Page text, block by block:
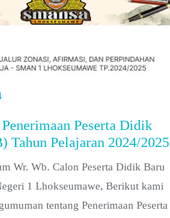
Peserta Didik
Tahun Pelajaran 2024/2025
Wr. Wb. Calon Peserta Didik Baru
1 Lhokseumawe, Berikut kami
tentang Penerimaan Peserta